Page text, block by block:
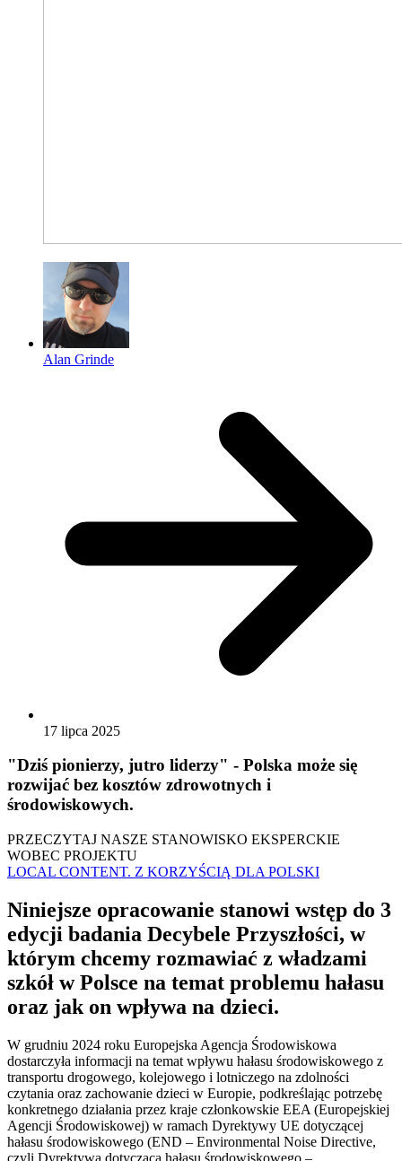
Alan Grinde
17 lipca 2025
"Dziś pionierzy, jutro liderzy" - Polska może się
rozwijać bez kosztów zdrowotnych i
środowiskowych.
PRZECZYTAJ NASZE STANOWISKO EKSPERCKIE
WOBEC PROJEKTU
LOCAL CONTENT. Z KORZYŚCIĄ DLA POLSKI
Niniejsze opracowanie stanowi wstęp do 3
edycji badania Decybele Przyszłości, w
którym chcemy rozmawiać z władzami
szkół w Polsce na temat problemu hałasu
oraz jak on wpływa na dzieci.
W grudniu 2024 roku Europejska Agencja Środowiskowa
dostarczyła informacji na temat wpływu hałasu środowiskowego z
transportu drogowego, kolejowego i lotniczego na zdolności
czytania oraz zachowanie dzieci w Europie, podkreślając potrzebę
konkretnego działania przez kraje członkowskie EEA (Europejskiej
Agencji Środowiskowej) w ramach Dyrektywy UE dotyczącej
hałasu środowiskowego (END – Environmental Noise Directive,
czyli Dyrektywa dotycząca hałasu środowiskowego –